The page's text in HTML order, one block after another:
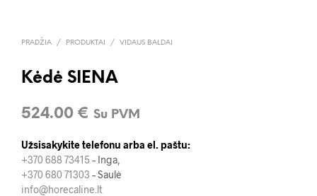
PRADŽIA / PRODUKTAI / VIDAUS BALDAI
Kėdė SIENA
524.00 € Su PVM
Užsisakykite telefonu arba el. paštu:
+370 688 73415 – Inga,
+370 680 71303 – Saulė
info@horecaline.lt